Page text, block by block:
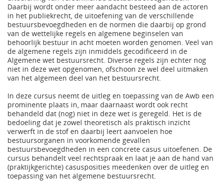
Daarbij wordt onder meer aandacht besteed aan de actoren
in het publiekrecht, de uitoefening van de verschillende
bestuursbevoegdheden en de normen die daarbij op grond
van de wettelijke regels en algemene beginselen van
behoorlijk bestuur in acht moeten worden genomen. Veel van
de algemene regels zijn inmiddels gecodificeerd in de
Algemene wet bestuursrecht. Diverse regels zijn echter nog
niet in deze wet opgenomen, ofschoon ze wel deel uitmaken
van het algemeen deel van het bestuursrecht.
In deze cursus neemt de uitleg en toepassing van de Awb een
prominente plaats in, maar daarnaast wordt ook recht
behandeld dat (nog) niet in deze wet is geregeld. Het is de
bedoeling dat je zowel theoretisch als praktisch inzicht
verwerft in de stof en daarbij leert aanvoelen hoe
bestuursorganen in voorkomende gevallen
bestuursbevoegdheden in een concrete casus uitoefenen. De
cursus behandelt veel rechtspraak en laat je aan de hand van
(praktijkgerichte) casusposities meedenken over de uitleg en
toepassing van het algemene bestuursrecht.